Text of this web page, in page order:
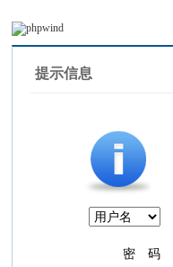
提示信息
密 码